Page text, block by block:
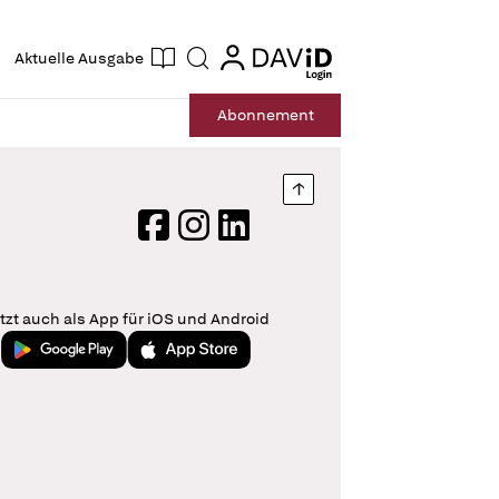
Aktuelle Ausgabe Suche login
login
Abonnement
Nach oben springen
FacebookInstagram
LinkedIn
auch als App für iOS und Android
Jetzt bei Google PlayLaden im App Store